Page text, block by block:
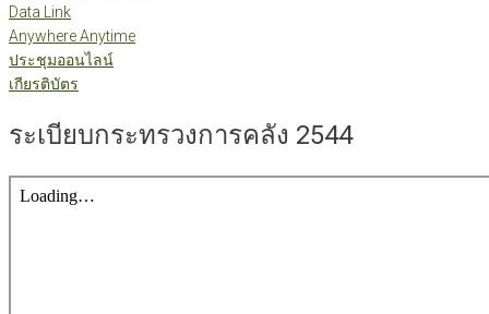
Data Link
Anywhere Anytime
ประชุมออนไลน์
เกียรติบัตร
ระเบียบกระทรวงการคลัง 2544